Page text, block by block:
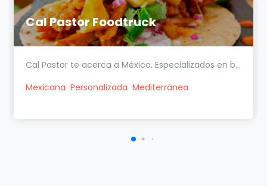
Cal Pastor Foodtruck
Cal Pastor te acerca a México. Especializados en b...
Mexicana Personalizada Mediterránea